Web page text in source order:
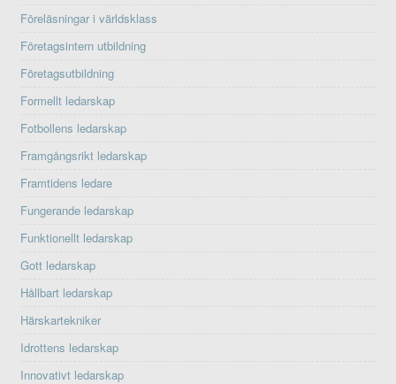
Föreläsningar i världsklass
Företagsintern utbildning
Företagsutbildning
Formellt ledarskap
Fotbollens ledarskap
Framgångsrikt ledarskap
Framtidens ledare
Fungerande ledarskap
Funktionellt ledarskap
Gott ledarskap
Hållbart ledarskap
Härskartekniker
Idrottens ledarskap
Innovativt ledarskap